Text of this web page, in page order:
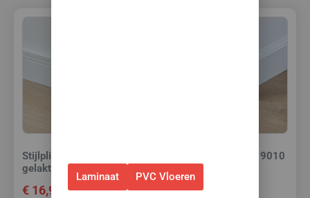
Stijlplint Milaan Wit 9010
gelakt 7 cm.
€ 16,95
Stijlplint Praag Wit 9010
gelakt 7 cm.
€16,95
Laminaat PVC Vloeren